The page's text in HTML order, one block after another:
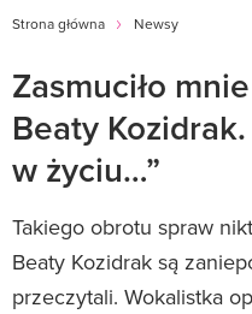
Strona główna Newsy
Zasmuciło
Beaty
w życiu…”
Takiego obrotu spraw
Beaty Kozidrak są
przeczytali. Wokalistka